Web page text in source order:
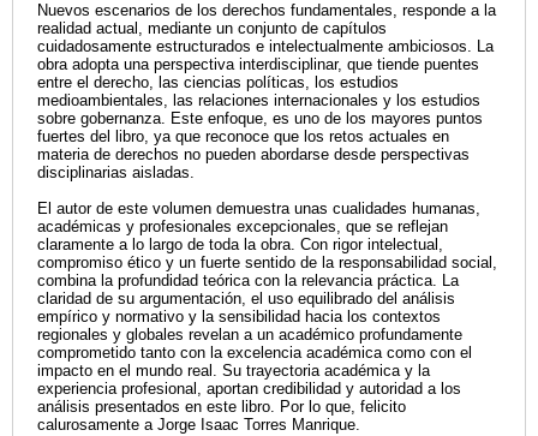
Nuevos escenarios de los derechos fundamentales, responde a la
realidad actual, mediante un conjunto de capítulos
cuidadosamente estructurados e intelectualmente ambiciosos. La
obra adopta una perspectiva interdisciplinar, que tiende puentes
entre el derecho, las ciencias políticas, los estudios
medioambientales, las relaciones internacionales y los estudios
sobre gobernanza. Este enfoque, es uno de los mayores puntos
fuertes del libro, ya que reconoce que los retos actuales en
materia de derechos no pueden abordarse desde perspectivas
disciplinarias aisladas.
El autor de este volumen demuestra unas cualidades humanas,
académicas y profesionales excepcionales, que se reflejan
claramente a lo largo de toda la obra. Con rigor intelectual,
compromiso ético y un fuerte sentido de la responsabilidad social,
combina la profundidad teórica con la relevancia práctica. La
claridad de su argumentación, el uso equilibrado del análisis
empírico y normativo y la sensibilidad hacia los contextos
regionales y globales revelan a un académico profundamente
comprometido tanto con la excelencia académica como con el
impacto en el mundo real. Su trayectoria académica y la
experiencia profesional, aportan credibilidad y autoridad a los
análisis presentados en este libro. Por lo que, felicito
calurosamente a Jorge Isaac Torres Manrique.